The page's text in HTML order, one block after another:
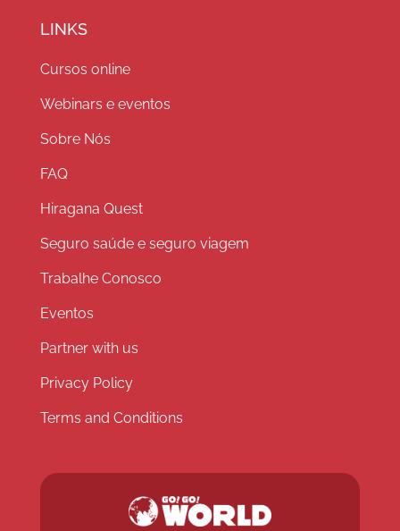
LINKS
Cursos online
Webinars e eventos
Sobre Nós
FAQ
Hiragana Quest
Seguro saúde e seguro viagem
Trabalhe Conosco
Eventos
Partner with us
Privacy Policy
Terms and Conditions